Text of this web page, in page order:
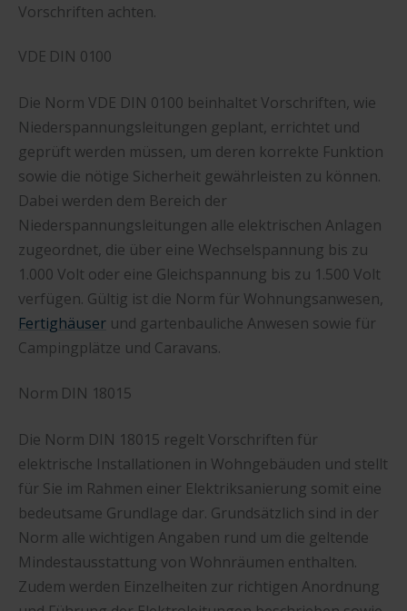
Vorschriften achten.
VDE DIN 0100
Die Norm VDE DIN 0100 beinhaltet Vorschriften, wie
Niederspannungsleitungen geplant, errichtet und
geprüft werden müssen, um deren korrekte Funktion
sowie die nötige Sicherheit gewährleisten zu können.
Dabei werden dem Bereich der
Niederspannungsleitungen alle elektrischen Anlagen
zugeordnet, die über eine Wechselspannung bis zu
1.000 Volt oder eine Gleichspannung bis zu 1.500 Volt
verfügen. Gültig ist die Norm für Wohnungsanwesen,
Fertighäuser und gartenbauliche Anwesen sowie für
Campingplätze und Caravans.
Norm DIN 18015
Die Norm DIN 18015 regelt Vorschriften für
elektrische Installationen in Wohngebäuden und stellt
für Sie im Rahmen einer Elektriksanierung somit eine
bedeutsame Grundlage dar. Grundsätzlich sind in der
Norm alle wichtigen Angaben rund um die geltende
Mindestausstattung von Wohnräumen enthalten.
Zudem werden Einzelheiten zur richtigen Anordnung